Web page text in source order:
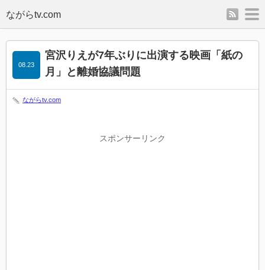
rss
宮沢りえが7年ぶりに出演する映画「紙の
月」と離婚協議問題
08.23
ながらtv.com
スポンサーリンク